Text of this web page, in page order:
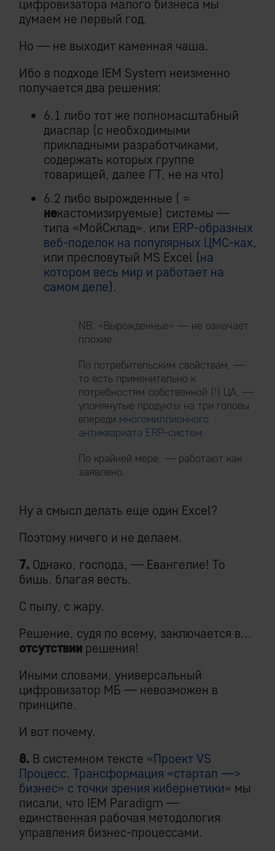
цифровизатора малого бизнеса мы
думаем не первый год.
Но — не выходит каменная чаша.
Ибо в подходе IEM System неизменно
получается два решения:
6.1 либо тот же полномасштабный
диаспар (с необходимыми
прикладными разработчиками,
содержать которых группе
товарищей, далее ГТ, не на что)
6.2 либо вырожденные ( =
некастомизируемые) системы —
типа «МойСклад», или ERP-образных
веб-поделок на популярных ЦМС-ках,
или пресловутый MS Excel (на
котором весь мир и работает на
самом деле).
NB: «Вырожденные» — не означает
плохие.
По потребительским свойствам, —
то есть применительно к
потребностям собственной (!) ЦА, —
упомянутые продукты на три головы
впереди многомиллионного
антиквариата ERP-систем.
По крайней мере, — работают как
заявлено.
Ну а смысл делать еще один Excel?
Поэтому ничего и не делаем.
7. Однако, господа, — Евангелие! То
бишь, благая весть.
С пылу, с жару.
Решение, судя по всему, заключается в...
отсутствии решения!
Иными словами, универсальный
цифровизатор МБ — невозможен в
принципе.
И вот почему.
8. В системном тексте «Проект VS
Процесс. Трансформация «стартап —>
бизнес» с точки зрения кибернетики» мы
писали, что IEM Paradigm —
единственная рабочая методология
управления бизнес-процессами.